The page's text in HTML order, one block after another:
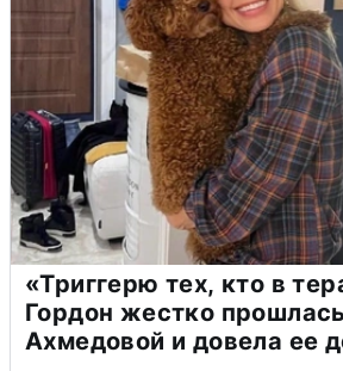
«Триггерю тех, кто в
Гордон жестко
Ахмедовой и довела ее